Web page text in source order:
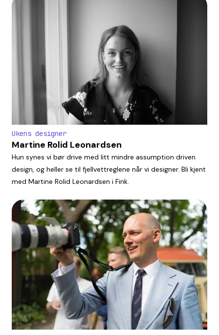
Ukens designer
Martine Rolid Leonardsen
Hun synes vi bør drive med litt mindre assumption driven
design, og heller se til fjellvettreglene når vi designer. Bli kjent
med Martine Rolid Leonardsen i Fink.